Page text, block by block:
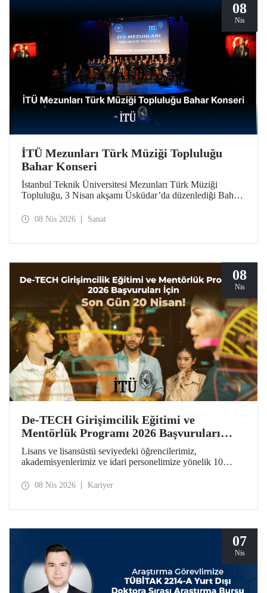
08
Nis
İTÜ Mezunları Türk Müziği Topluluğu
Bahar Konseri
İstanbul Teknik Üniversitesi Mezunları Türk Müziği
Topluluğu, 3 Nisan akşamı Üsküdar’da düzenlediği Bahar
musikisinin en seçkin örneklerini dinleyicilerle buluşturdu.
08 Nis 2026 Sanat
08
Nis
De-TECH Girişimcilik Eğitimi ve
Mentörlük Programı 2026 Başvuruları
Başladı
Lisans ve lisansüstü seviyedeki öğrencilerimiz,
akademisyenlerimiz ve idari personelimize yönelik 10
Programı başvuruları için son gün 20 Nisan! Katılımcılar
08 Nis 2026 Kariyer
07
Nis